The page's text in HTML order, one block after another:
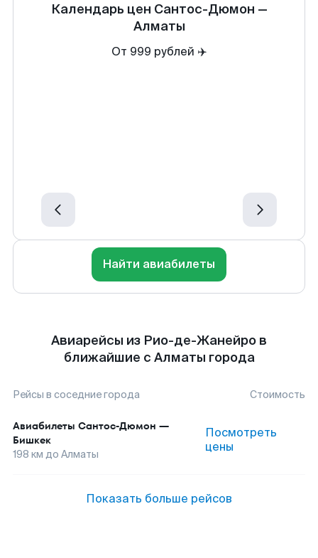
Календарь цен Сантос-Дюмон —
Алматы
От 999 рублей ✈️
Найти авиабилеты
Авиарейсы из Рио-де-Жанейро в
ближайшие с Алматы города
Рейсы в соседние города Стоимость
Авиабилеты Сантос-Дюмон —
Бишкек
198 км до Алматы
Посмотреть
цены
Показать больше рейсов